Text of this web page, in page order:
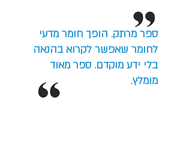
ספר מרתק. הופך חומר מדעי
לחומר שאפשר לקרוא בהנאה
בלי ידע מוקדם. ספר מאוד
מומלץ.